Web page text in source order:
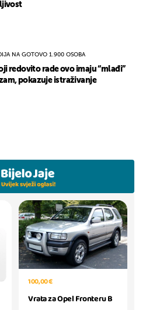
NA GOTOVO 1.900 OSOBA
redovito rade ovo imaju “mlađi”
pokazuje istraživanje
100,00 €
Vrata za Opel Fronteru B